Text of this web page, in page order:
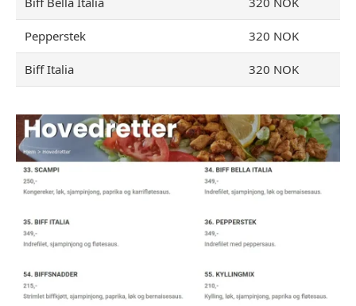
Pepperstek 320 NOK
Biff Italia 320 NOK